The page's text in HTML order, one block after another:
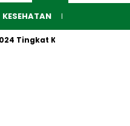
KESEHATAN RAGAM
Kabupaten Tubaba